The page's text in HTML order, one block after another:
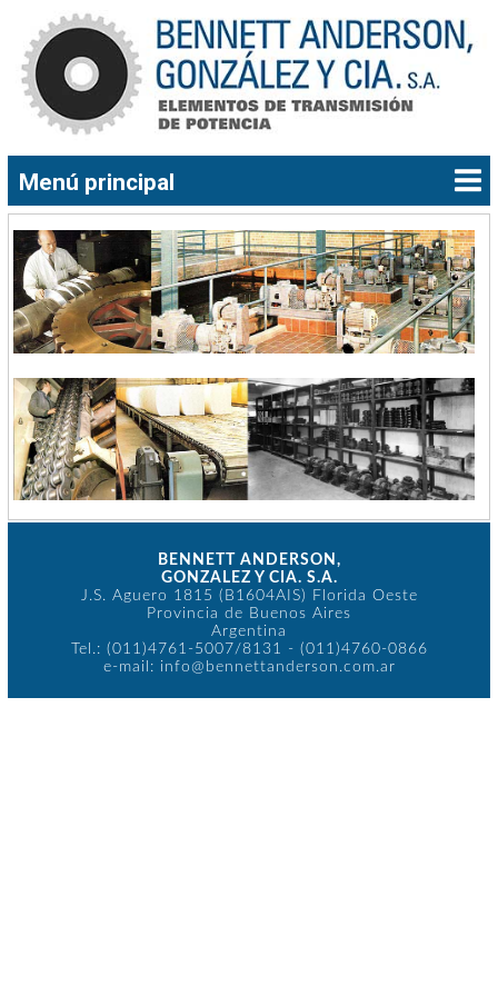
Menú principal
BENNETT ANDERSON,
GONZALEZ Y CIA. S.A.
J.S. Aguero 1815 (B1604AIS) Florida Oeste
Provincia de Buenos Aires
Argentina
Tel.: (011)4761-5007/8131 - (011)4760-0866
e-mail: info@bennettanderson.com.ar